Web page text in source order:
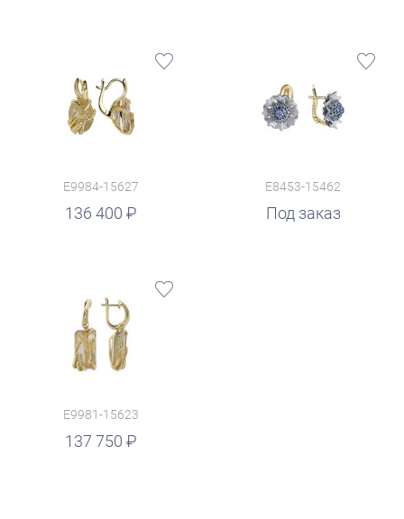
E9984-15627
136 400
E8453-15462
Под заказ
E9981-15623
137 750